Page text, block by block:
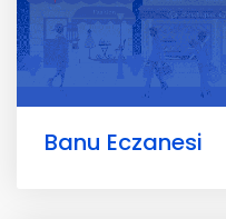
Banu Eczanesi